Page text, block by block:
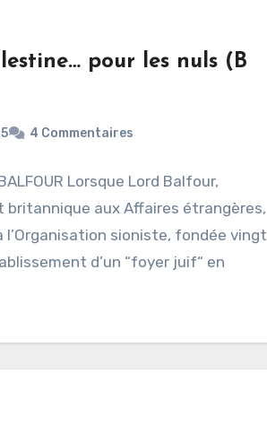
pour les nuls (B
4 Commentaires
Lorsque Lord Balfour,
britannique aux Affaires étrangères,
l’Organisation sioniste, fondée vingt
d’un “foyer juif“ en